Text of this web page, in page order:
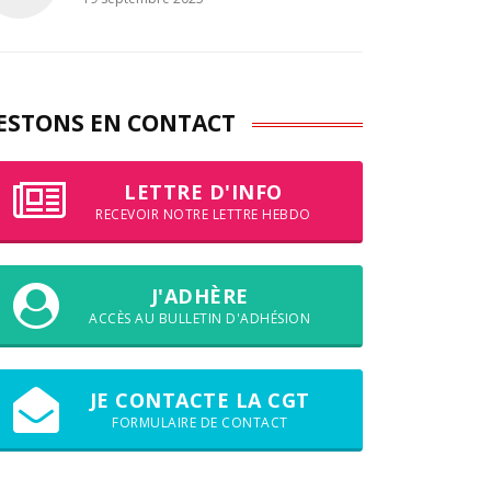
EN CONTACT
LETTRE D'INFO
RECEVOIR NOTRE LETTRE HEBDO
J'ADHÈRE
ACCÈS AU BULLETIN D'ADHÉSION
JE CONTACTE LA CGT
FORMULAIRE DE CONTACT